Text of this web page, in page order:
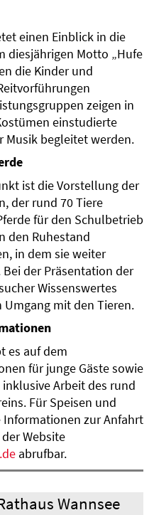
einen Einblick in die
diesjährigen Motto „Hufe
die Kinder und
zeigen in
einstudierte
Musik begleitet werden.
ist die Vorstellung der
der rund 70 Tiere
für den Schulbetrieb
den Ruhestand
in dem sie weiter
der Präsentation der
Wissenswertes
mit den Tieren.
es auf dem
für junge Gäste sowie
Arbeit des rund
Für Speisen und
Informationen zur Anfahrt
Website
abrufbar.
Wannsee